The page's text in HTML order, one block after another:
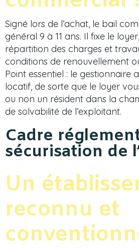
Signé lors de l’achat, le bail
général 9 à 11 ans. Il fixe le
répartition des charges et
conditions de renouvellement
Point essentiel : le gestionnaire
locatif, de sorte que le loyer
ou non un résident dans la
de solvabilité de l’exploitant.
Cadre
sécurisation de
Un
reconnu et